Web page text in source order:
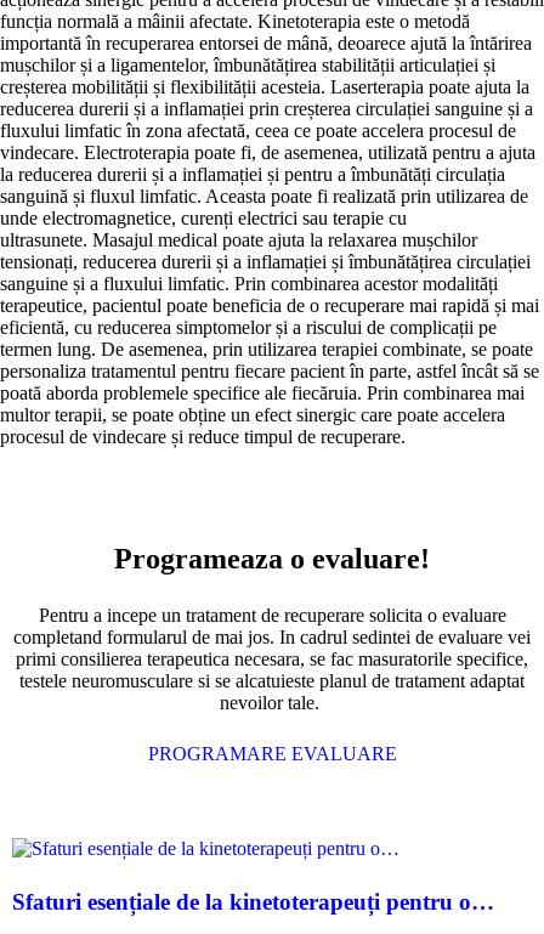
funcția normală a mâinii afectate. Kinetoterapia este o metodă
importantă în recuperarea entorsei de mână, deoarece ajută la întărirea
mușchilor și a ligamentelor, îmbunătățirea stabilității articulației și
creșterea mobilității și flexibilității acesteia. Laserterapia poate ajuta la
reducerea durerii și a inflamației prin creșterea circulației sanguine și a
fluxului limfatic în zona afectată, ceea ce poate accelera procesul de
vindecare. Electroterapia poate fi, de asemenea, utilizată pentru a ajuta
la reducerea durerii și a inflamației și pentru a îmbunătăți circulația
sanguină și fluxul limfatic. Aceasta poate fi realizată prin utilizarea de
unde electromagnetice, curenți electrici sau terapie cu
ultrasunete. Masajul medical poate ajuta la relaxarea mușchilor
tensionați, reducerea durerii și a inflamației și îmbunătățirea circulației
sanguine și a fluxului limfatic. Prin combinarea acestor modalități
terapeutice, pacientul poate beneficia de o recuperare mai rapidă și mai
eficientă, cu reducerea simptomelor și a riscului de complicații pe
termen lung. De asemenea, prin utilizarea terapiei combinate, se poate
personaliza tratamentul pentru fiecare pacient în parte, astfel încât să se
poată aborda problemele specifice ale fiecăruia. Prin combinarea mai
multor terapii, se poate obține un efect sinergic care poate accelera
procesul de vindecare și reduce timpul de recuperare.
Programeaza o evaluare!
Pentru a incepe un tratament de recuperare solicita o evaluare
completand formularul de mai jos. In cadrul sedintei de evaluare vei
primi consilierea terapeutica necesara, se fac masuratorile specifice,
testele neuromusculare si se alcatuieste planul de tratament adaptat
nevoilor tale.
PROGRAMARE EVALUARE
Sfaturi esențiale de la kinetoterapeuți pentru o…